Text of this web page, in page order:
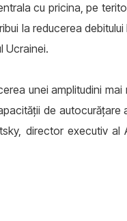
cu pricina, pe
la reducerea
Ucrainei.
unei amplitudini mai
de autocurățare
director executiv al